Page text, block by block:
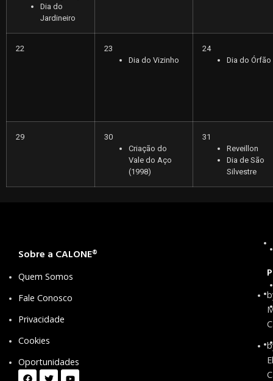
Dia do
Jardineiro
22
23
Dia do Vizinho
24
Dia do Órfão
29
30
Criação do
Vale do Aço
(1998)
31
Reveillon
Dia de São
Silvestre
Sobre a CALONE®
Quem Somos
Fale Conosco
Privacidade
Cookies
Oportunidades